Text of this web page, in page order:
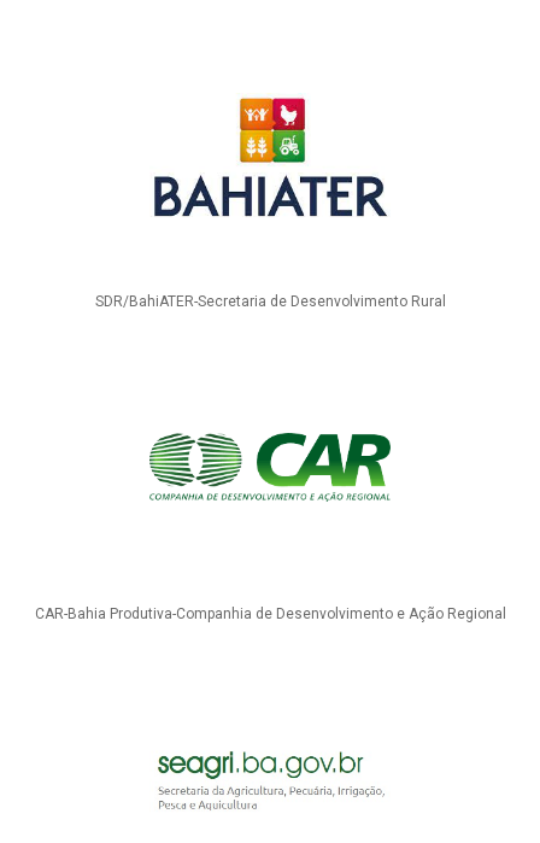
SDR/BahiATER-Secretaria de Desenvolvimento Rural
CAR-Bahia Produtiva-Companhia de Desenvolvimento e Ação Regional